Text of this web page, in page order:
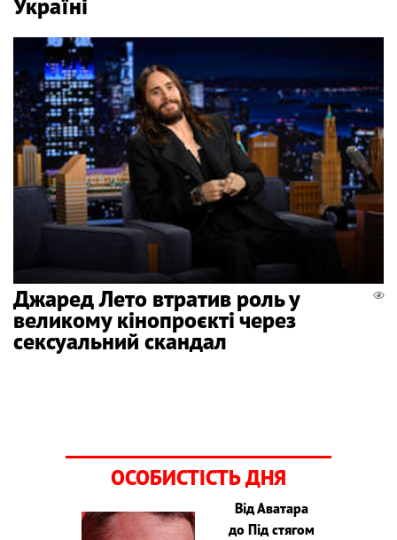
Джаред Лето втратив роль у
великому кінопроєкті через
сексуальний скандал
ОСОБИСТІСТЬ ДНЯ
Від Аватара
до Під стягом